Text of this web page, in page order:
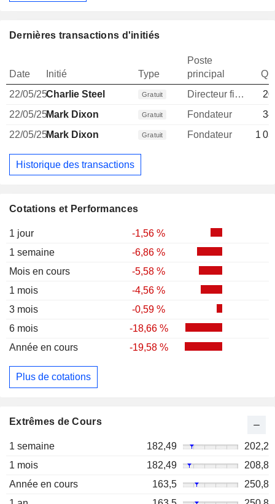
Cotations et Performances
1 jour
-1,56 %
1 semaine
-6,86 %
Mois en cours
-5,58 %
1 mois
-4,56 %
3 mois
-0,59 %
6 mois
-18,66 %
Année en cours
-19,58 %
Plus de cotations
Extrêmes de Cours
1 semaine 182,49
202,2
1 mois
182,49
208,8
Année en cours
163,5
250,8
Dernières transactions d'initiés
Date Initié Type
Poste
principal
22/05/25Charlie Steel Gratuit Directeur financier
22/05/25Mark Dixon Gratuit Fondateur
22/05/25Mark Dixon Gratuit Fondateur 1
Historique des transactions